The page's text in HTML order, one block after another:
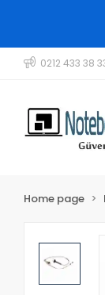
0212 433 38
Home page